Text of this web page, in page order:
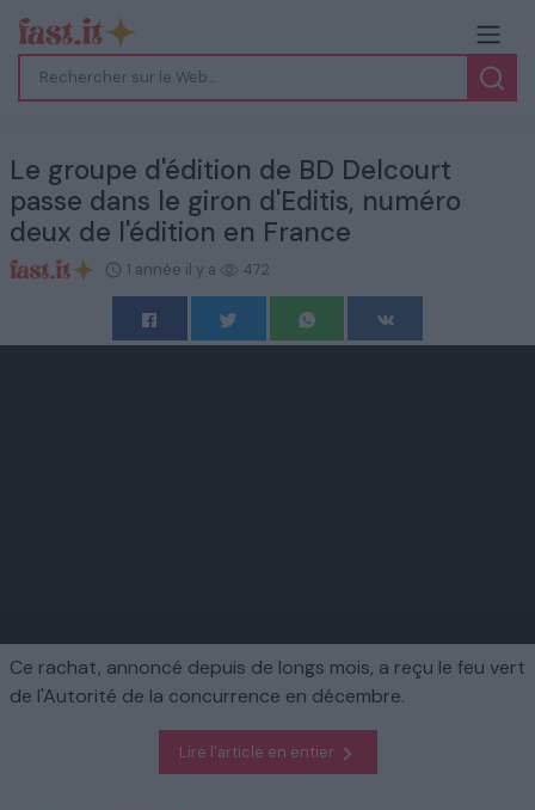
Le groupe d'édition de BD Delcourt
passe dans le giron d'Editis, numéro
deux de l'édition en France
1 année il y a 472
Ce rachat, annoncé depuis de longs mois, a reçu le feu vert
de l'Autorité de la concurrence en décembre.
Lire l'article en entier